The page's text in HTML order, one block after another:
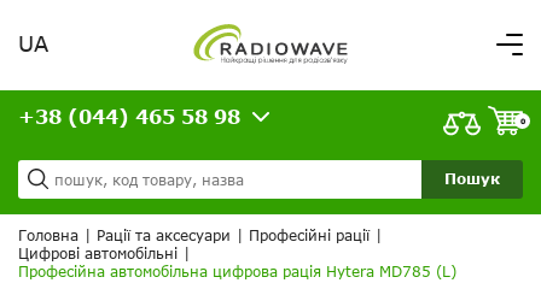
Вітаємо,
увійдіть в особистий кабінет
Доставка та оплата
Кредит
Статті
Контакти
ВАШЕ ЗАМОВЛЕННЯ
UA
Пошук
+38 (044) 465 58 98 0
Головна Рації та аксесуари Професійні рації
Цифрові автомобільні
Професійна автомобільна цифрова рація Hytera MD785 (L)